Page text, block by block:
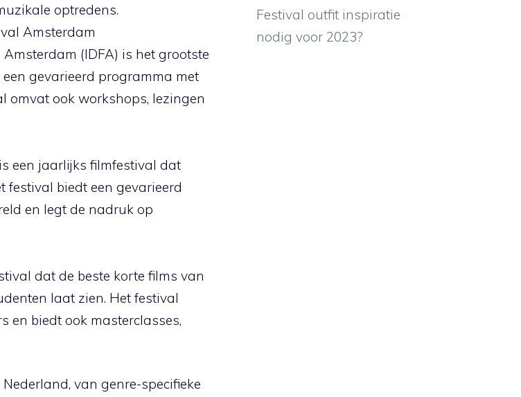
optredens.
Amsterdam
(IDFA) is het grootste
gevarieerd programma met
omvat ook workshops, lezingen
een jaarlijks filmfestival dat
festival biedt een gevarieerd
en legt de nadruk op
dat de beste korte films van
laat zien. Het festival
en biedt ook masterclasses,
van genre-specifieke
Festival outfit inspiratie
nodig voor 2023?